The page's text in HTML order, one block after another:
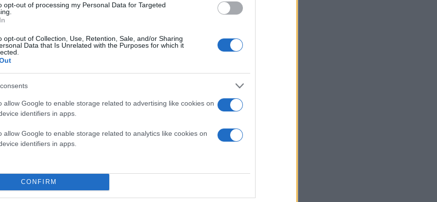
opt-out of processing my Personal Data for Targeted
opt-out of Collection, Use, Retention, Sale, and/or Sharing
Data that Is Unrelated with the Purposes for which it
allow Google to enable storage related to advertising like cookies on
identifiers in apps.
allow Google to enable storage related to analytics like cookies on
identifiers in apps.
CONFIRM